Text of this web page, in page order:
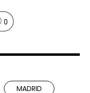
0
MADRID